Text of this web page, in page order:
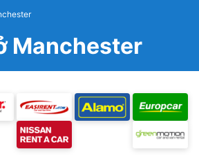
Manchester